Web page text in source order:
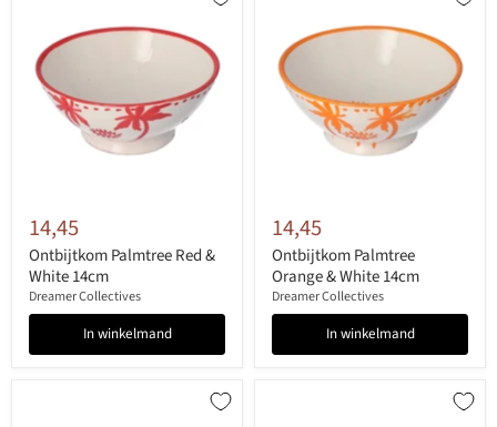
14,45
Ontbijtkom Palmtree Red &
White 14cm
Dreamer Collectives
In winkelmand
14,45
Ontbijtkom Palmtree
Orange & White 14cm
Dreamer Collectives
In winkelmand